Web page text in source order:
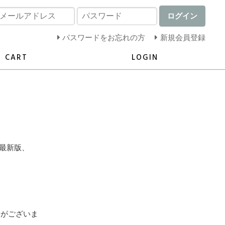
ログイン
パスワードをお忘れの方 新規会員登録
CART LOGIN
新版、
ございま